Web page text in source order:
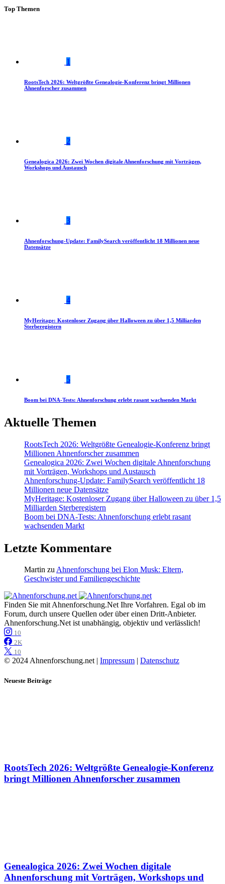
Top Themen
1
RootsTech 2026: Weltgrößte Genealogie-Konferenz bringt Millionen
Ahnenforscher zusammen
2
Genealogica 2026: Zwei Wochen digitale Ahnenforschung mit Vorträgen,
Workshops und Austausch
3
Ahnenforschung-Update: FamilySearch veröffentlicht 18 Millionen neue
Datensätze
4
MyHeritage: Kostenloser Zugang über Halloween zu über 1,5 Milliarden
Sterberegistern
5
Boom bei DNA-Tests: Ahnenforschung erlebt rasant wachsenden Markt
Aktuelle Themen
RootsTech 2026: Weltgrößte Genealogie-Konferenz bringt
Millionen Ahnenforscher zusammen
Genealogica 2026: Zwei Wochen digitale Ahnenforschung
mit Vorträgen, Workshops und Austausch
Ahnenforschung-Update: FamilySearch veröffentlicht 18
Millionen neue Datensätze
MyHeritage: Kostenloser Zugang über Halloween zu über 1,5
Milliarden Sterberegistern
Boom bei DNA-Tests: Ahnenforschung erlebt rasant
wachsenden Markt
Letzte Kommentare
Martin zuAhnenforschung bei Elon Musk: Eltern,
Geschwister und Familiengeschichte
Finden Sie mit Ahnenforschung.Net Ihre Vorfahren. Egal ob im
Forum, durch unsere Quellen oder über einen Dritt-Anbieter.
Ahnenforschung.Net ist unabhängig, objektiv und verlässlich!
10
2K
10
© 2024 Ahnenforschung.net | Impressum | Datenschutz
Neueste Beiträge
RootsTech 2026: Weltgrößte Genealogie-Konferenz
bringt Millionen Ahnenforscher zusammen
Genealogica 2026: Zwei Wochen digitale
Ahnenforschung mit Vorträgen, Workshops und